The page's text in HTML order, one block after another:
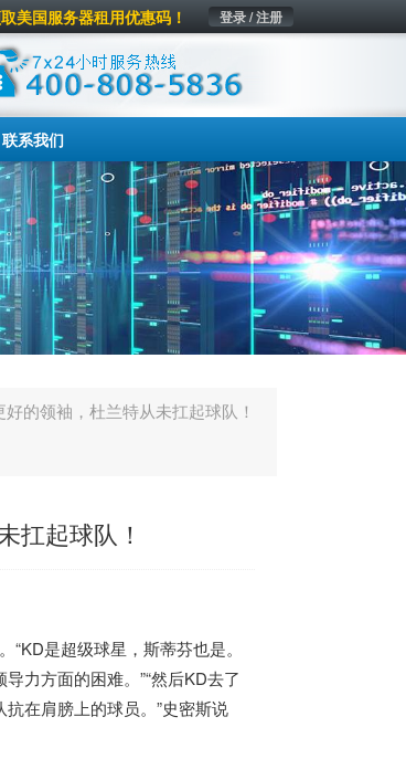
登录 / 注册
美国服务器租用优惠码！
联系我们
的领袖，杜兰特从未扛起球队！
扛起球队！
是超级球星，斯蒂芬也是。
力方面的困难。”“然后KD去了
在肩膀上的球员。”史密斯说